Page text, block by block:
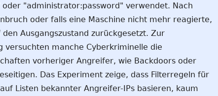
oder "administrator:password" verwendet. Nach
oder falls eine Maschine nicht mehr reagierte,
Ausgangszustand zurückgesetzt. Zur
versuchten manche Cyberkriminelle die
vorheriger Angreifer, wie Backdoors oder
Das Experiment zeige, dass Filterregeln für
Listen bekannter Angreifer-IPs basieren, kaum